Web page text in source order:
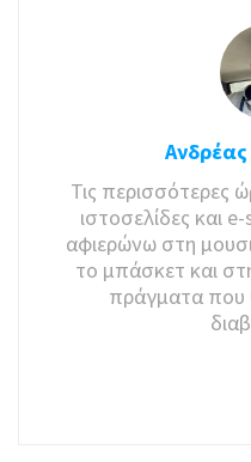
Τις περισσότερες
ιστοσελίδες και
αφιερώνω στη
το μπάσκετ και
πράγματα που